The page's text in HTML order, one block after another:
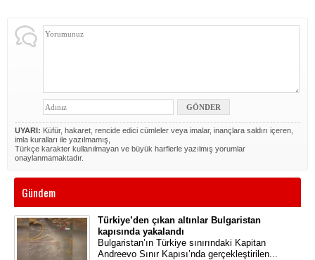
UYARI: Küfür, hakaret, rencide edici cümleler veya imalar, inançlara saldırı içeren,
imla kuralları ile yazılmamış,
Türkçe karakter kullanılmayan ve büyük harflerle yazılmış yorumlar
onaylanmamaktadır.
Gündem
Türkiye’den çıkan altınlar Bulgaristan
kapısında yakalandı
Bulgaristan’ın Türkiye sınırındaki Kapitan
Andreevo Sınır Kapısı’nda gerçekleştirilen...